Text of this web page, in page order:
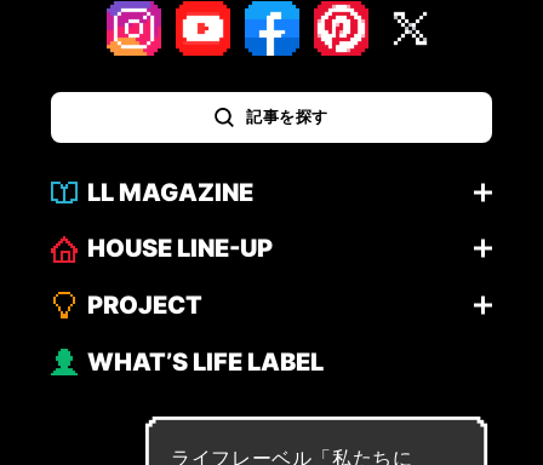
記事を探す
LL MAGAZINE
HOUSE LINE-UP
PROJECT
WHAT’S LIFE LABEL
ライフレーベル「私たち に